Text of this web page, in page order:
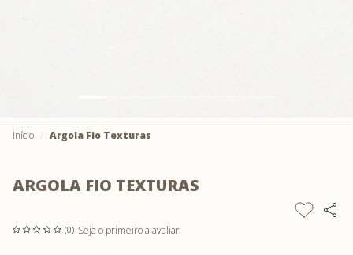
Início Argola Fio Texturas
ARGOLA FIO TEXTURAS
(0) Seja o primeiro a avaliar